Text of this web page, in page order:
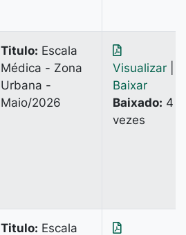
Titulo: Escala
Médica - Zona
Urbana -
Maio/2026
Visualizar
Baixar
Baixado: 4
vezes
Titulo: Escala